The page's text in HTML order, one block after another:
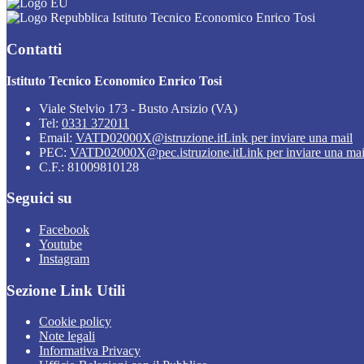
Istituto Tecnico Economico Enrico Tosi
Contatti
Istituto Tecnico Economico Enrico Tosi
Viale Stelvio 173 - Busto Arsizio (VA)
Tel: 0331 372011
Email: VATD02000X@istruzione.itLink per inviare una mail
PEC: VATD02000X@pec.istruzione.itLink per inviare una
C.F.: 81009810128
Seguici su
Facebook
Youtube
Instagram
Sezione Link Utili
Cookie policy
Note legali
Informativa Privacy